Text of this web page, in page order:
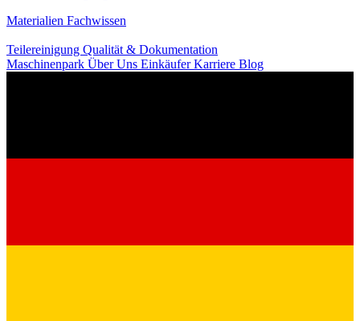
Materialien Fachwissen
Teilereinigung Qualität & Dokumentation
Maschinenpark Über Uns EinkäuferKarriere Blog